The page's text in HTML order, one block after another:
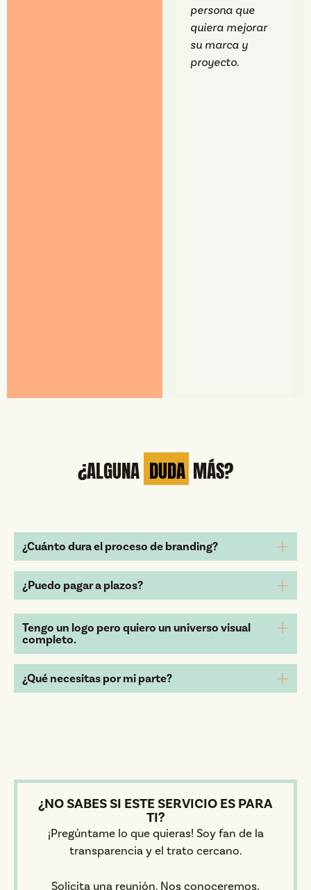
persona que
quiera mejorar
su marca y
proyecto.
¿ALGUNA DUDA MÁS?
¿Cuánto dura el proceso de branding?
¿Puedo pagar a plazos?
Tengo un logo pero quiero un universo visual
completo.
¿Qué necesitas por mi parte?
¿NO SABES SI ESTE SERVICIO ES PARA
TI?
¡Pregúntame lo que quieras! Soy fan de la
transparencia y el trato cercano.
Solicita una reunión. Nos conoceremos,